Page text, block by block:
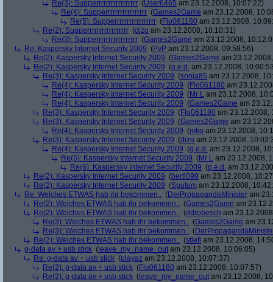
Re(3): Supperrrrrrrrrrrrrrrrr (User6465 am 23.12.2008, 10:07:22)
Re(4): Supperrrrrrrrrrrrrrrrr (Games2Game am 23.12.2008,
Re(5): Supperrrrrrrrrrrrrrrrr (Flo061180 am 23.12.2008,
Re(2): Supperrrrrrrrrrrrrrrrr (dizo am 23.12.2008, 10:10:31)
Re(3): Supperrrrrrrrrrrrrrrrr (Games2Game am 23.12.2008,
Re: Kaspersky Internet Security 2009 (PvP am 23.12.2008, 09:58:56)
Re(2): Kaspersky Internet Security 2009 (Games2Game am
Re(2): Kaspersky Internet Security 2009 (q.e.d. am 23.12.2008,
Re(3): Kaspersky Internet Security 2009 (sonja85 am 23.12.2008,
Re(4): Kaspersky Internet Security 2009 (Flo061180 am
Re(4): Kaspersky Internet Security 2009 (Mr L am 23.12.2008,
Re(4): Kaspersky Internet Security 2009 (Games2Game am
Re(3): Kaspersky Internet Security 2009 (Flo061180 am 23.12.2008,
Re(3): Kaspersky Internet Security 2009 (Games2Game am
Re(4): Kaspersky Internet Security 2009 (mko am 23.12.2008,
Re(3): Kaspersky Internet Security 2009 (dizo am 23.12.2008,
Re(4): Kaspersky Internet Security 2009 (q.e.d. am 23.12.2008,
Re(5): Kaspersky Internet Security 2009 (Mr L am 23.12.2008,
Re(6): Kaspersky Internet Security 2009 (q.e.d. am
Re(2): Kaspersky Internet Security 2009 (bertl099 am 23.12.2008,
Re(2): Kaspersky Internet Security 2009 (Sputum am 23.12.2008,
Re: Welches ETWAS hab ihr bekommen.. (DerPropagandaMinister am
Re(2): Welches ETWAS hab ihr bekommen.. (Games2Game am
Re(2): Welches ETWAS hab ihr bekommen.. (ddrobesch am
Re(3): Welches ETWAS hab ihr bekommen.. (Games2Game am
Re(3): Welches ETWAS hab ihr bekommen.. (
Re(2): Welches ETWAS hab ihr bekommen.. (stiefl am 23.12.2008,
g-data av + usb stick ( leave_my_name_out am 23.12.2008, 10:06:05)
Re: g-data av + usb stick (playaz am 23.12.2008, 10:07:37)
Re(2): g-data av + usb stick (Flo061180 am 23.12.2008, 10:07:57)
Re(2): g-data av + usb stick ( leave_my_name_out am 23.12.2008,